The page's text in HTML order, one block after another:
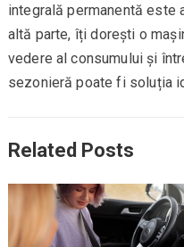
integrală permanentă este
altă parte, îți dorești o
vedere al consumului și
sezonieră poate fi soluția
Related Posts